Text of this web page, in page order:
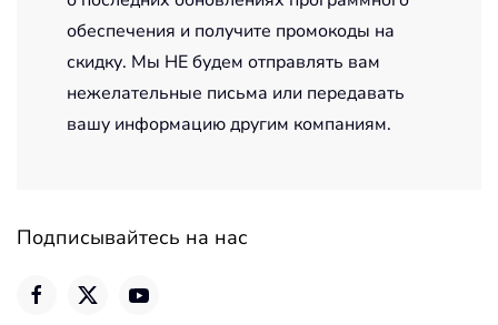
обеспечения и получите промокоды на
скидку. Мы НЕ будем отправлять вам
нежелательные письма или передавать
вашу информацию другим компаниям.
Подписывайтесь на нас